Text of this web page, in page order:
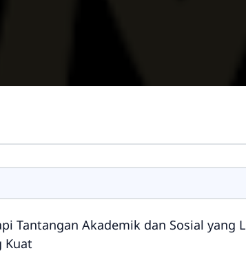
Akademik dan Sosial yang Lebih Kompleks
Kuat